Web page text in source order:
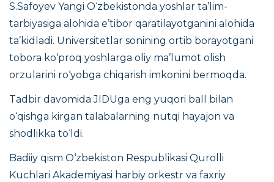
S.Safoyev Yangi O‘zbekistonda yoshlar ta’lim-
tarbiyasiga alohida e’tibor qaratilayotganini alohida
ta’kidladi. Universitetlar sonining ortib borayotgani
tobora ko‘proq yoshlarga oliy ma’lumot olish
orzularini ro‘yobga chiqarish imkonini bermoqda.
Tadbir davomida JIDUga eng yuqori ball bilan
o‘qishga kirgan talabalarning nutqi hayajon va
shodlikka to‘ldi.
Badiiy qism O‘zbekiston Respublikasi Qurolli
Kuchlari Akademiyasi harbiy orkestr va faxriy